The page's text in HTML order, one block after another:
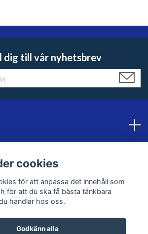
dig till vår nyhetsbrev
cookies
för att anpassa det innehåll som
för att du ska få bästa tänkbara
handlar hos oss.
Godkänn alla